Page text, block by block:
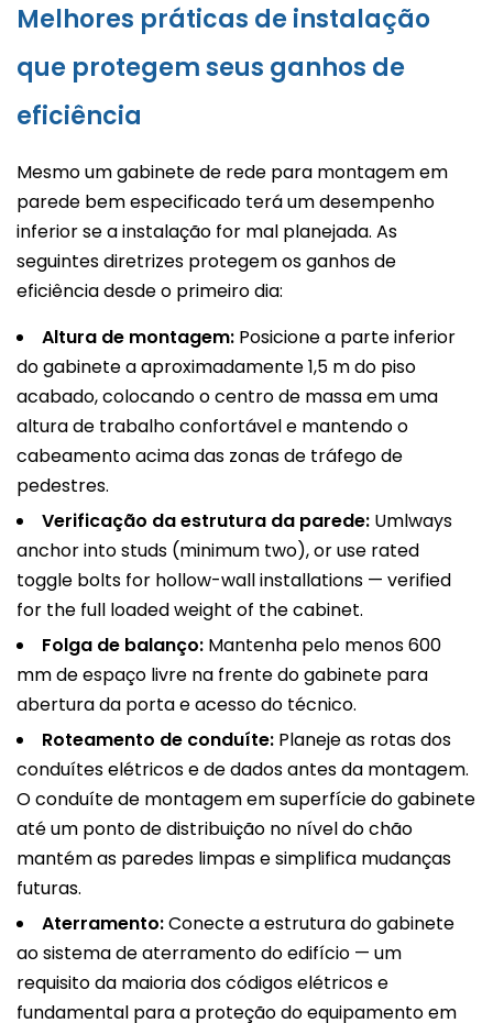
Melhores práticas de instalação
que protegem seus ganhos de
eficiência
Mesmo um gabinete de rede para montagem em
parede bem especificado terá um desempenho
inferior se a instalação for mal planejada. As
seguintes diretrizes protegem os ganhos de
eficiência desde o primeiro dia:
Altura de montagem: Posicione a parte inferior
do gabinete a aproximadamente 1,5 m do piso
acabado, colocando o centro de massa em uma
altura de trabalho confortável e mantendo o
cabeamento acima das zonas de tráfego de
pedestres.
Verificação da estrutura da parede: Umlways
anchor into studs (minimum two), or use rated
toggle bolts for hollow-wall installations — verified
for the full loaded weight of the cabinet.
Folga de balanço: Mantenha pelo menos 600
mm de espaço livre na frente do gabinete para
abertura da porta e acesso do técnico.
Roteamento de conduíte: Planeje as rotas dos
conduítes elétricos e de dados antes da montagem.
O conduíte de montagem em superfície do gabinete
até um ponto de distribuição no nível do chão
mantém as paredes limpas e simplifica mudanças
futuras.
Aterramento:Conecte a estrutura do gabinete
ao sistema de aterramento do edifício — um
requisito da maioria dos códigos elétricos e
fundamental para a proteção do equipamento em